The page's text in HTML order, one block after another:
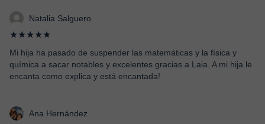
Natalia Salguero
★★★★★
Mi hija ha pasado de suspender las matemáticas y la física y
química a sacar notables y excelentes gracias a Laia. A mi hija le
encanta como explica y está encantada!
Ana Hernández